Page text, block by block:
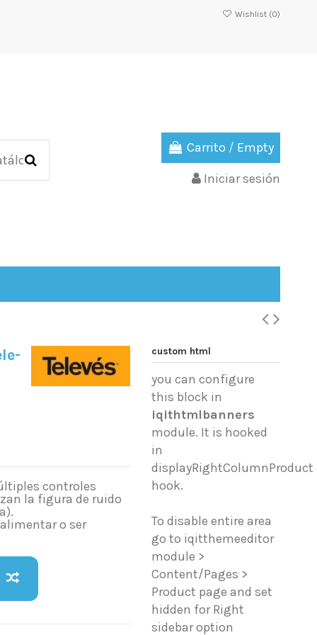
Wishlist (0)
Carrito / Empty
Iniciar sesión
controles
la figura de ruido
o ser
custom html
you can configure
this block in
iqithtmlbanners
module. It is hooked
in
displayRightColumnProduct
hook.
To disable entire area
go to iqitthemeeditor
module >
Content/Pages >
Product page and set
hidden for Right
sidebar option